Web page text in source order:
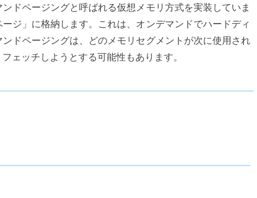
ドページングと呼ばれる仮想メモリ方式を実装していま
ジ」に格納します。これは、オンデマンドでハードディ
ドページングは、どのメモリセグメントが次に使用され
ェッチしようとする可能性もあります。